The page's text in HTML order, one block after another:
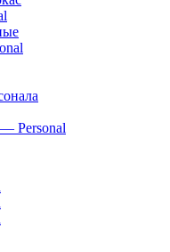
Personal